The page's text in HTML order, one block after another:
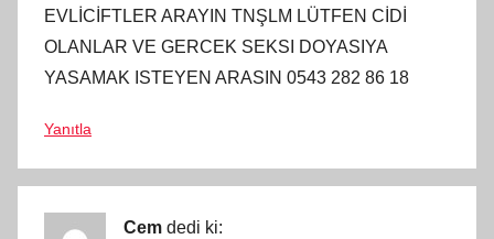
EVLİCİFTLER ARAYIN TNŞLM LÜTFEN CİDİ
OLANLAR VE GERCEK SEKSI DOYASIYA
YASAMAK ISTEYEN ARASIN 0543 282 86 18
Yanıtla
Cem dedi ki: